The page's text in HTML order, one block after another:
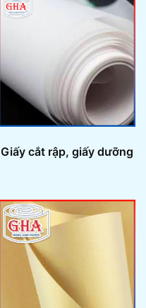
Giấy cắt rập, giấy dưỡng